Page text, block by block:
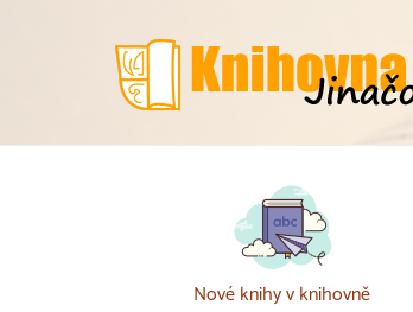
Nové knihy v knihovně